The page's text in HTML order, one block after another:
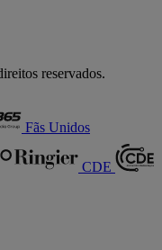
reservados.
Fãs Unidos
CDE